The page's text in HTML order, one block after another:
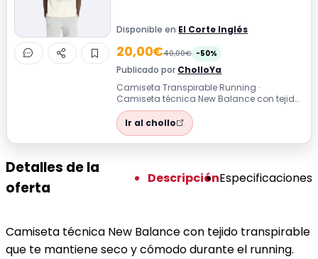
Disponible en El Corte Inglés
20,00€40,00€ -50%
Publicado por CholloYa
Camiseta Transpirable Running ·
Camiseta técnica New Balance con tejido
transpirable que te mantiene seco y
cómodo du...
Ir al chollo
Detalles de la
oferta
DescripciónEspecificaciones
Camiseta técnica New Balance con tejido transpirable
que te mantiene seco y cómodo durante el running.